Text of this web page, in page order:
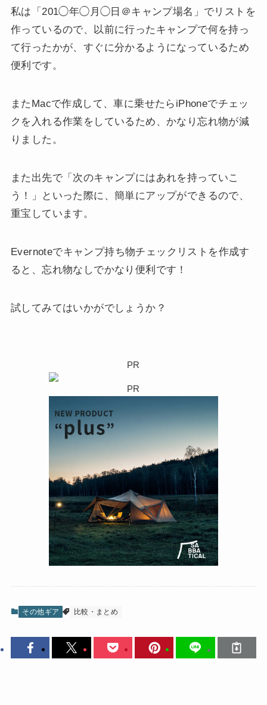
私は「 201◯年◯月◯日＠キャンプ場名 」でリストを
作っているので、以前に行ったキャンプで何を持っ
て行ったかが、すぐに分かるようになっているため
便利です。
またMacで作成して、車に乗せたらiPhoneでチェッ
クを入れる作業をしているため、かなり忘れ物が減
りました。
また出先で「次のキャンプにはあれを持っていこ
う！」といった際に、簡単にアップができるので、
重宝しています。
Evernoteでキャンプ持ち物チェックリスト を作成す
ると、忘れ物なしでかなり便利です！
試してみてはいかがでしょうか？
PR
PR
その他ギア 比較・まとめ